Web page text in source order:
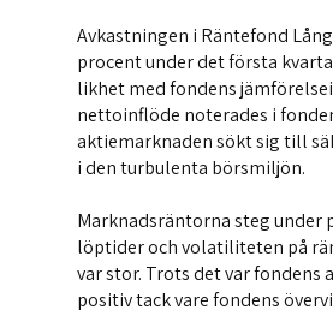
Avkastningen i Räntefond
procent under det första
likhet med fondens
nettoinflöde noterades i
aktiemarknaden sökt sig till
i den turbulenta börsmiljön.
Marknadsräntorna steg under
löptider och volatiliteten på
var stor. Trots det var fondens
positiv tack vare fondens